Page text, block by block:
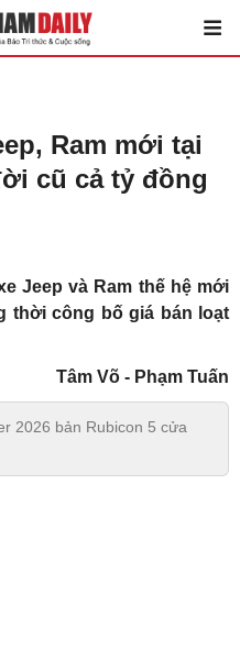
Ram mới tại
cũ cả tỷ đồng
Jeep và Ram thế hệ mới
thời công bố giá bán loạt
Tâm Võ - Phạm Tuấn
2026 bản Rubicon 5 cửa